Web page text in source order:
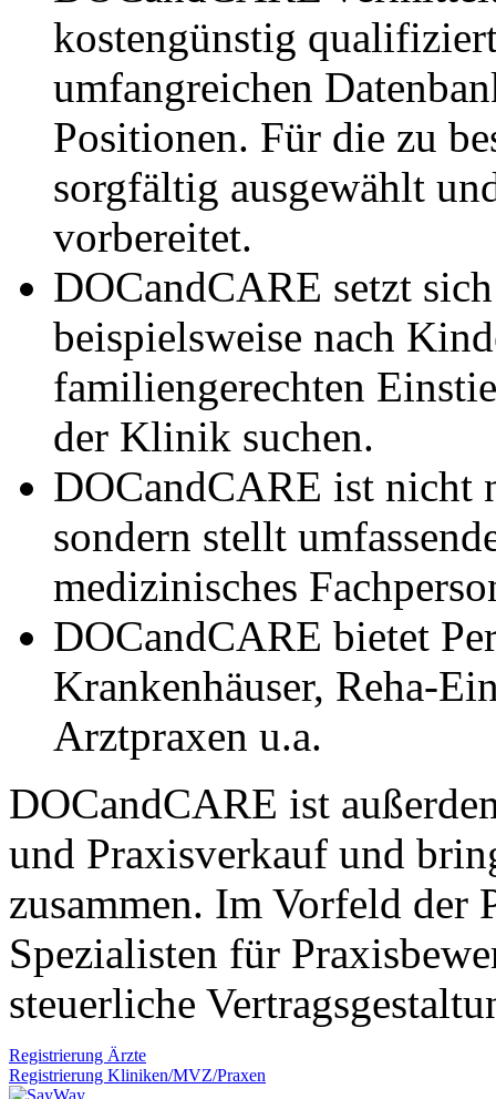
kostengünstig
umfangreichen
Positionen. Für die zu
sorgfältig ausgewählt
vorbereitet.
DOCandCARE setzt
beispielsweise nach
familiengerechten
der Klinik suchen.
DOCandCARE ist nicht
sondern stellt
medizinisches
DOCandCARE bietet
Krankenhäuser, Reha-
Arztpraxen u.a.
DOCandCARE ist
und Praxisverkauf und
zusammen. Im Vorfeld der
Spezialisten für
steuerliche
Registrierung Ärzte
Registrierung Kliniken/MVZ/Praxen